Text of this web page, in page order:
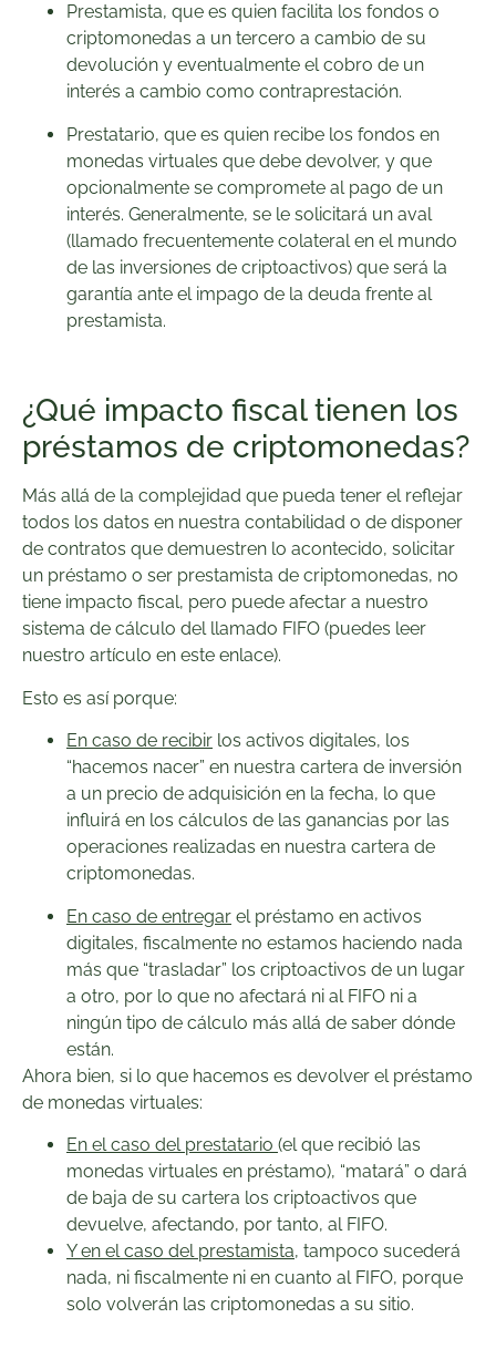
Prestamista, que es quien facilita los fondos o
criptomonedas a un tercero a cambio de su
devolución y eventualmente el cobro de un
interés a cambio como contraprestación.
Prestatario, que es quien recibe los fondos en
monedas virtuales que debe devolver, y que
opcionalmente se compromete al pago de un
interés. Generalmente, se le solicitará un aval
(llamado frecuentemente colateral en el mundo
de las inversiones de criptoactivos) que será la
garantía ante el impago de la deuda frente al
prestamista.
¿Qué impacto fiscal tienen los
préstamos de criptomonedas?
Más allá de la complejidad que pueda tener el reflejar
todos los datos en nuestra contabilidad o de disponer
de contratos que demuestren lo acontecido, solicitar
un préstamo o ser prestamista de criptomonedas, no
tiene impacto fiscal, pero puede afectar a nuestro
sistema de cálculo del llamado FIFO (puedes leer
nuestro artículo en este enlace).
Esto es así porque:
En caso de recibir los activos digitales, los
“hacemos nacer” en nuestra cartera de inversión
a un precio de adquisición en la fecha, lo que
influirá en los cálculos de las ganancias por las
operaciones realizadas en nuestra cartera de
criptomonedas.
En caso de entregar el préstamo en activos
digitales, fiscalmente no estamos haciendo nada
más que “trasladar” los criptoactivos de un lugar
a otro, por lo que no afectará ni al FIFO ni a
ningún tipo de cálculo más allá de saber dónde
están.
Ahora bien, si lo que hacemos es devolver el préstamo
de monedas virtuales:
En el caso del prestatario (el que recibió las
monedas virtuales en préstamo), “matará” o dará
de baja de su cartera los criptoactivos que
devuelve, afectando, por tanto, al FIFO.
Y en el caso del prestamista, tampoco sucederá
nada, ni fiscalmente ni en cuanto al FIFO, porque
solo volverán las criptomonedas a su sitio.